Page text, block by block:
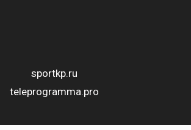
sportkp.ru
teleprogramma.pro